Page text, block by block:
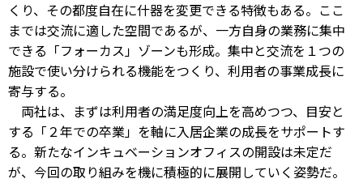
くり、その都度自在に什器を変更できる特徴もある。ここ
までは交流に適した空間であるが、一方自身の業務に集中
できる「フォーカス」ゾーンも形成。集中と交流を１つの
施設で使い分けられる機能をつくり、利用者の事業成長に
寄与する。
両社は、まずは利用者の満足度向上を高めつつ、目安と
する「２年での卒業」を軸に入居企業の成長をサポートす
る。新たなインキュベーションオフィスの開設は未定だ
が、今回の取り組みを機に積極的に展開していく姿勢だ。